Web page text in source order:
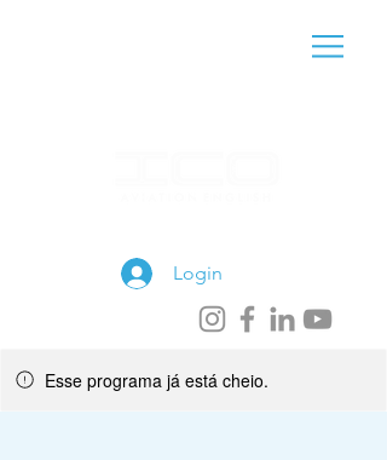
Login
Esse programa já está cheio.